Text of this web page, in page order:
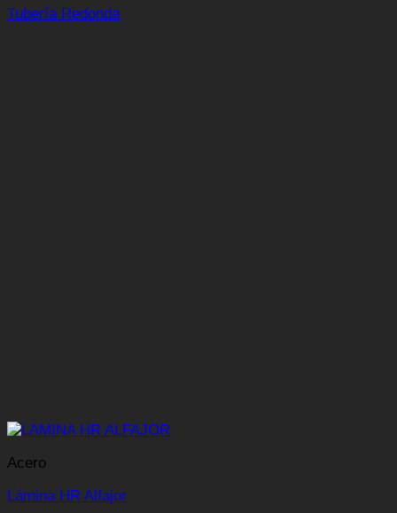
Tubería Redonda
Acero
Lámina HR Alfajor